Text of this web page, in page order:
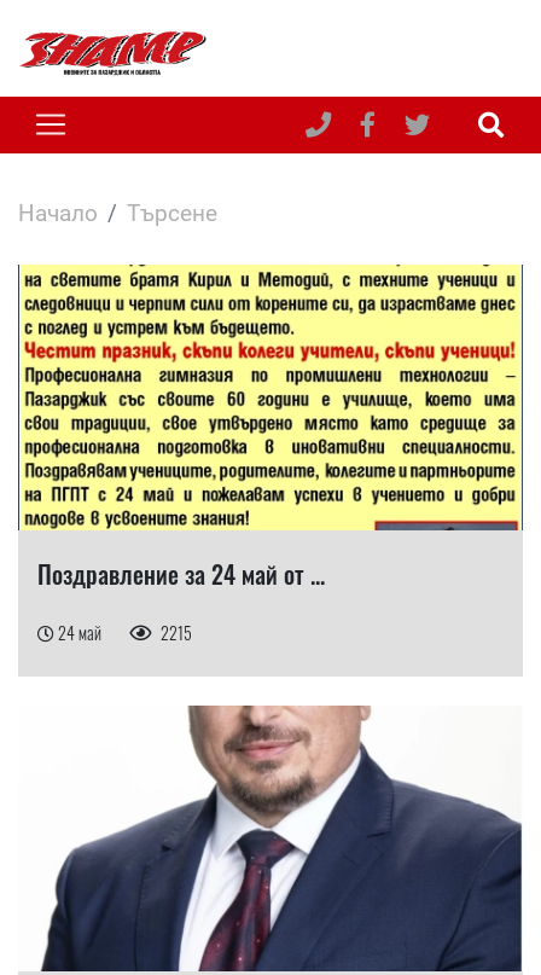
Начало Търсене
Поздравление за 24 май от ...
24 май 2215